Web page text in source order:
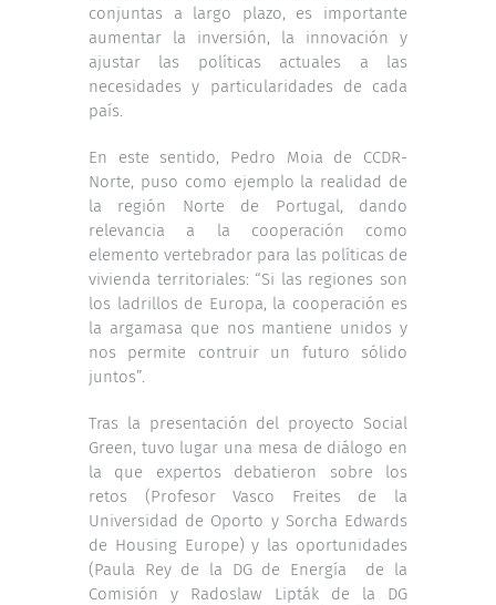
conjuntas a largo plazo, es importante
aumentar la inversión, la innovación y
ajustar las políticas actuales a las
necesidades y particularidades de cada
país.
En este sentido, Pedro Moia de CCDR-
Norte, puso como ejemplo la realidad de
la región Norte de Portugal, dando
relevancia a la cooperación como
elemento vertebrador para las políticas de
vivienda territoriales: “Si las regiones son
los ladrillos de Europa, la cooperación es
la argamasa que nos mantiene unidos y
nos permite contruir un futuro sólido
juntos”.
Tras la presentación del proyecto Social
Green, tuvo lugar una mesa de diálogo en
la que expertos debatieron sobre los
retos (Profesor Vasco Freites de la
Universidad de Oporto y Sorcha Edwards
de Housing Europe) y las oportunidades
(Paula Rey de la DG de Energía de la
Comisión y Radoslaw Lipták de la DG